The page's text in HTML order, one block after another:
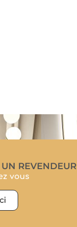
REVENDEUR
vous